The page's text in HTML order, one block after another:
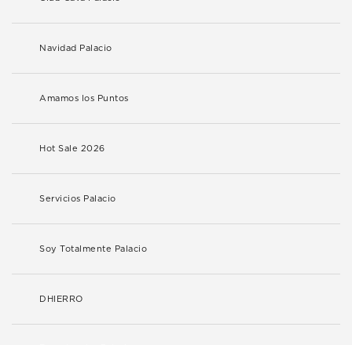
Navidad Palacio
Amamos los Puntos
Hot Sale 2026
Servicios Palacio
Soy Totalmente Palacio
DHIERRO